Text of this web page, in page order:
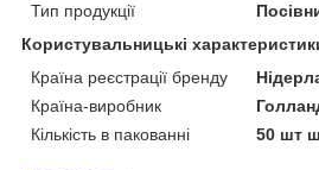
Тип продукції
Користувальницькі
Країна реєстрації бренду
Країна-виробник
Кількість в пакованні
50 шт